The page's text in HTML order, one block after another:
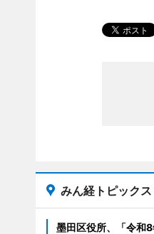
みん経トピックス
墨田区役所、「令和